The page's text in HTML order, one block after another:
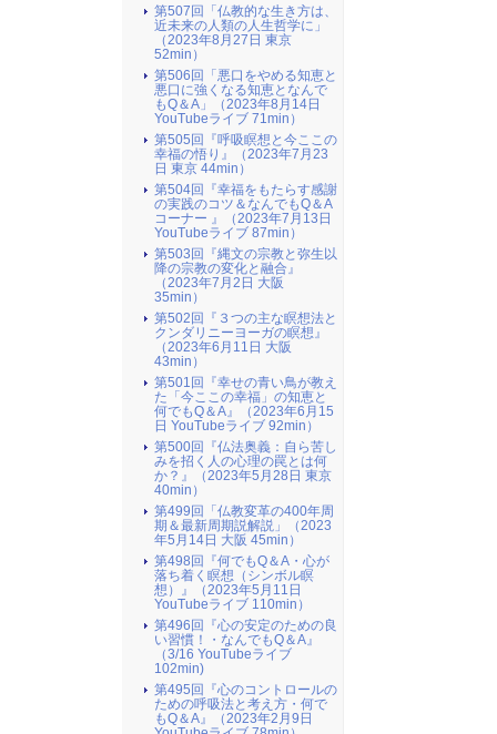
第507回「仏教的な生き方は、
近未来の人類の人生哲学に」
（2023年8月27日 東京
52min）
第506回「悪口をやめる知恵と
悪口に強くなる知恵となんで
もQ＆A」（2023年8月14日
YouTubeライブ 71min）
第505回『呼吸瞑想と今ここの
幸福の悟り』（2023年7月23
日 東京 44min）
第504回『幸福をもたらす感謝
の実践のコツ＆なんでもQ＆A
コーナー 』（2023年7月13日
YouTubeライブ 87min）
第503回『縄文の宗教と弥生以
降の宗教の変化と融合』
（2023年7月2日 大阪
35min）
第502回『３つの主な瞑想法と
クンダリニーヨーガの瞑想』
（2023年6月11日 大阪
43min）
第501回『幸せの青い鳥が教え
た「今ここの幸福」の知恵と
何でもQ＆A』（2023年6月15
日 YouTubeライブ 92min）
第500回『仏法奥義：自ら苦し
みを招く人の心理の罠とは何
か？』（2023年5月28日 東京
40min）
第499回「仏教変革の400年周
期＆最新周期説解説」（2023
年5月14日 大阪 45min）
第498回『何でもQ＆A・心が
落ち着く瞑想（シンボル瞑
想）』（2023年5月11日
YouTubeライブ 110min）
第496回『心の安定のための良
い習慣！・なんでもQ＆A』
（3/16 YouTubeライブ
102min)
第495回『心のコントロールの
ための呼吸法と考え方・何で
もQ＆A』（2023年2月9日